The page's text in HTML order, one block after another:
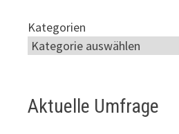
Kategorien
Aktuelle Umfrage